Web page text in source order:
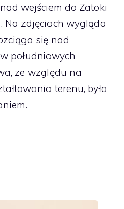
wejściem do Zatoki
Na zdjęciach wygląda
się nad
południowych
ze względu na
terenu, była